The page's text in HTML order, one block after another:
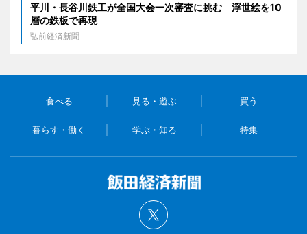
平川・長谷川鉄工が全国大会一次審査に挑む 浮世絵を10
層の鉄板で再現
弘前経済新聞
食べる 見る・遊ぶ 買う
暮らす・働く 学ぶ・知る 特集